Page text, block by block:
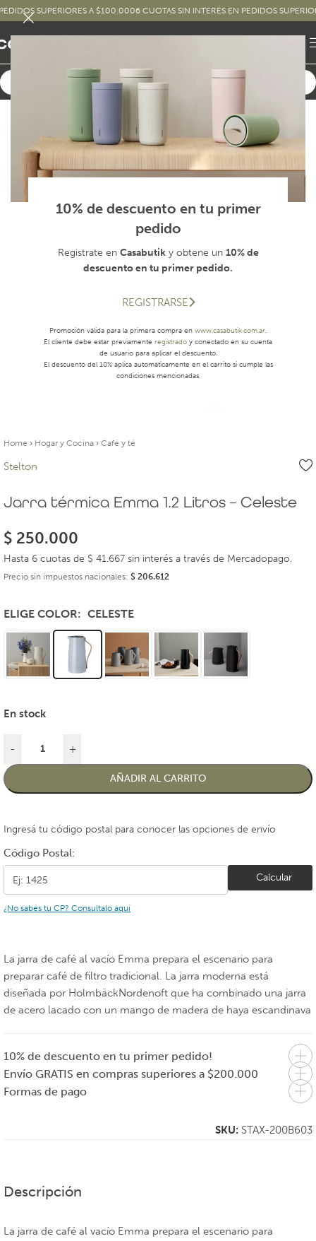
10% de descuento en tu primer
pedido
Registrate en Casabutiky obtene un 10% de
descuento en tu primer pedido.
REGISTRARSE
Promoción válida para la primera compra en www.casabutik.com.ar.
El cliente debe estar previamente registrado y conectado en su cuenta
de usuario para aplicar el descuento.
El descuento del 10% aplica automáticamente en el carrito si cumple las
condiciones mencionadas.
SUPERIORES A $100.0006 CUOTAS SIN INTERÉS EN PEDIDOS SUPERIORES
Home › Hogar y Cocina › Café y té
Stelton
Jarra térmica Emma 1.2 Litros – Celeste
$ 250.000
Hasta 6 cuotas de $ 41.667 sin interés a través de Mercadopago.
Precio sin impuestos nacionales: $ 206.612
ELIGE COLOR CELESTE
En stock
- +
AÑADIR AL CARRITO
Ingresá tu código postal para conocer las opciones de envío
Código Postal:
Calcular
¿No sabés tu CP? Consultalo aquí
La jarra de café al vacío Emma prepara el escenario para
preparar café de filtro tradicional. La jarra moderna está
diseñada por HolmbäckNordenoft que ha combinado una jarra
de acero lacado con un mango de madera de haya escandinava
10% de descuento en tu primer pedido!
Envío GRATIS en compras superiores a $200.000
Formas de pago
SKU: STAX-200B603
Descripción
La jarra de café al vacío Emma prepara el escenario para